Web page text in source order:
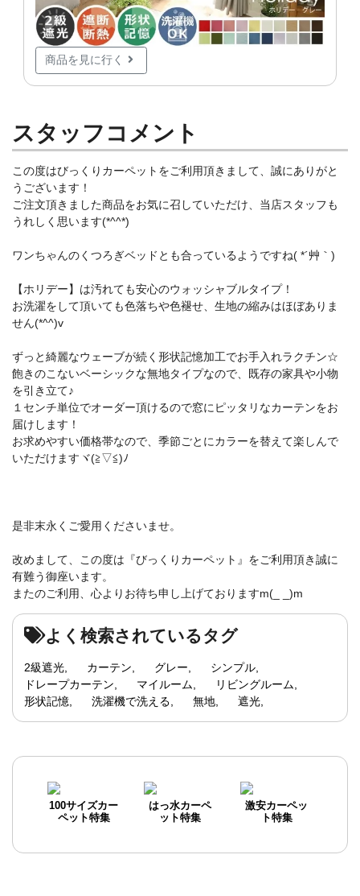
商品を見に行く
スタッフコメント
この度はびっくりカーペットをご利用頂きまして、誠にありがと
うございます！
ご注文頂きました商品をお気に召していただけ、当店スタッフも
うれしく思います(*^^*)
ワンちゃんのくつろぎベッドとも合っているようですね( *´艸｀)
【ホリデー】は汚れても安心のウォッシャブルタイプ！
お洗濯をして頂いても色落ちや色褪せ、生地の縮みはほぼありま
せん(*^^)v
ずっと綺麗なウェーブが続く形状記憶加工でお手入れラクチン☆
飽きのこないベーシックな無地タイプなので、既存の家具や小物
を引き立て♪
１センチ単位でオーダー頂けるので窓にピッタリなカーテンをお
届けします！
お求めやすい価格帯なので、季節ごとにカラーを替えて楽しんで
いただけますヾ(≧▽≦)ﾉ
是非末永くご愛用くださいませ。
改めまして、この度は『びっくりカーペット』をご利用頂き誠に
有難う御座います。
またのご利用、心よりお待ち申し上げておりますm(_ _)m
よく検索されているタグ
2級遮光 カーテン グレー
シンプル
ドレープカーテン
マイルーム
リビングルーム
形状記憶
洗濯機で洗える 無地 遮光
100サイズカー
ペット特集
はっ水カーペ
ット特集
激安カーペッ
ト特集